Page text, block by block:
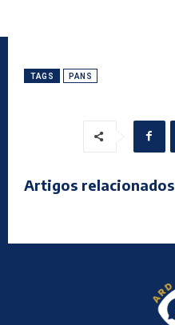
TAGS PANS
Artigos relacionados